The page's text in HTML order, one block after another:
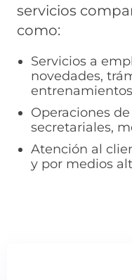
servicios
como:
Servicios a
novedades,
Operaciones
secretariales,
Atención al
y por medios